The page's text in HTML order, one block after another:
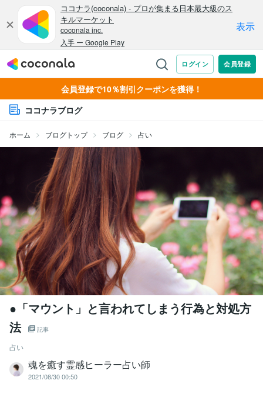
会員登録で10％割引クーポンを獲得！
ココナラブログ
ホーム ブログトップ ブログ 占い
●「マウント」と言われてしまう行為と対処方
法
記事
占い
魂を癒す霊感ヒーラー占い師
2021/08/30 00:50